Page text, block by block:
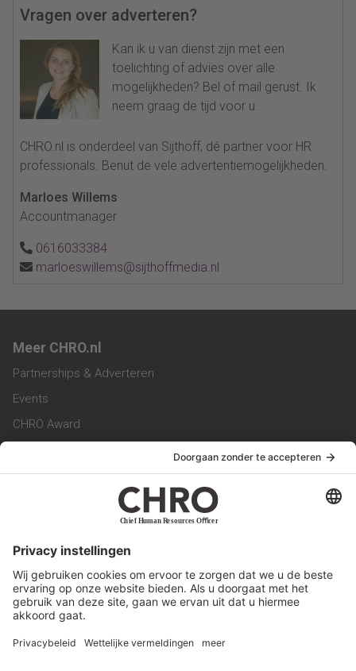
Vragen over adverteren?
Kan ik u van dienst zijn met een
toelichting of advies over alle
mogelijkheden? Bel of mail gerust. Ik
neem graag de tijd voor u.
CHRO.nl is onderdeel van Sijthoff, dé partner voor HR
professionals. Benut de vele advertentiemogelijkheden.
Marloes Willems
Accountmanager
0616033384
marloeswillems@sijthoffmedia.nl
Meer CHRO.nl
Partnerships & Adverteren
Events
CHRO Award
CHRO Magazine
Service & Contact
Werken bij ons
Privacy Statement
Algemene Voorwaarden